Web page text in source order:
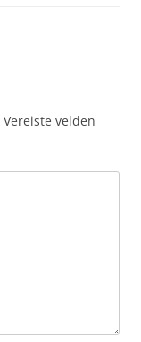
Vereiste velden